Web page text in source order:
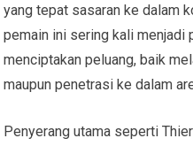
yang tepat sasaran ke dalam
pemain ini sering kali menjadi
menciptakan peluang, baik
maupun penetrasi ke dalam
Penyerang utama seperti